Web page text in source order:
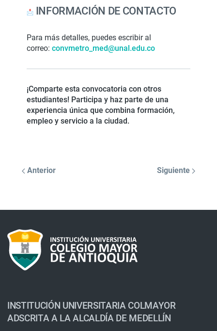
INFORMACIÓN DE CONTACTO
Para más detalles, puedes escribir al
correo: convmetro_med@unal.edu.co
¡Comparte esta convocatoria con otros
estudiantes! Participa y haz parte de una
experiencia única que combina formación,
empleo y servicio a la ciudad.
Anterior Siguiente
INSTITUCIÓN UNIVERSITARIA COLMAYOR
ADSCRITA A LA ALCALDÍA DE MEDELLÍN